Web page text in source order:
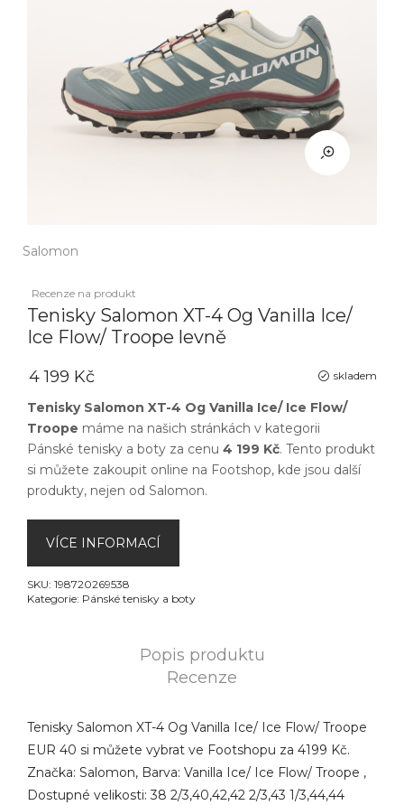
Salomon
Recenze na produkt
Tenisky Salomon XT-4 Og Vanilla Ice/
Ice Flow/ Troope levně
skladem
4 199 Kč
Tenisky Salomon XT-4 Og Vanilla Ice/ Ice Flow/
Troope máme na našich stránkách v kategorii
Pánské tenisky a boty za cenu 4 199 Kč. Tento produkt
si můžete zakoupit online na Footshop, kde jsou další
produkty, nejen od Salomon.
VÍCE INFORMACÍ
SKU: 198720269538
Kategorie: Pánské tenisky a boty
Popis produktu
Recenze
Tenisky Salomon XT-4 Og Vanilla Ice/ Ice Flow/ Troope
EUR 40 si můžete vybrat ve Footshopu za 4199 Kč.
Značka: Salomon, Barva: Vanilla Ice/ Ice Flow/ Troope ,
Dostupné velikosti: 38 2/3,40,42,42 2/3,43 1/3,44,44